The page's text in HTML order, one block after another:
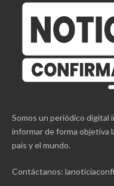
Somos un periódico digital
informar de forma objetiva
país y el mundo.
Contáctanos: